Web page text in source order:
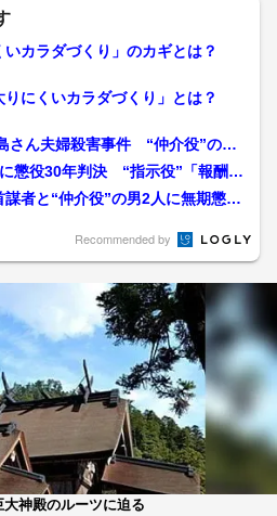
カラダづくり」のカギとは？
にくいカラダづくり」とは？
さん夫婦殺害事件 “仲介役”の男2
懲役30年判決 “指示役”「報酬も
者と“仲介役”の男2人に無期懲役
Recommended by
神殿のルーツに迫る